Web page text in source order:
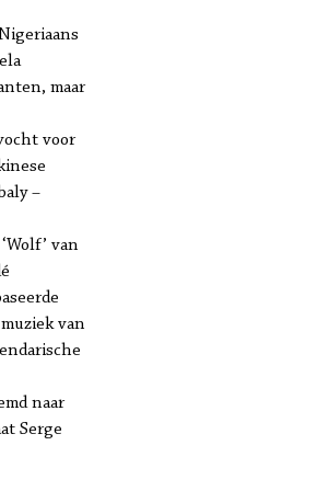
maar
voor
–
van
van
naar
Serge